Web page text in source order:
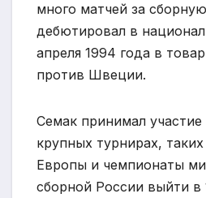
много матчей за
дебютировал в
апреля 1994 года в
против Швеции.
Семак принимал участие
крупных турнирах,
Европы и чемпионаты
сборной России выйти в